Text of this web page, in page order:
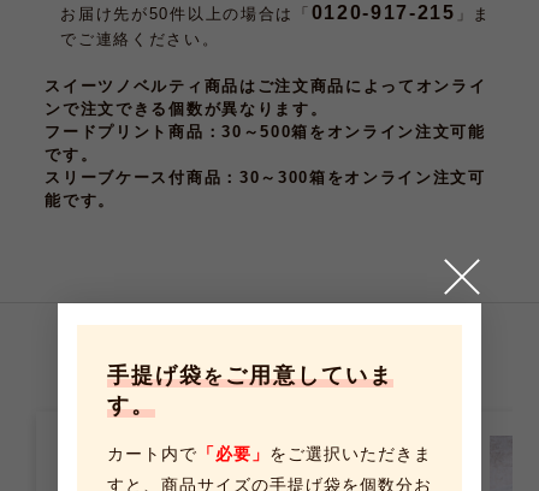
お届け先が50件以上の場合は「 0120-917-215 」ま
でご連絡ください。
スイーツノベルティ商品はご注文商品によってオンライ
ンで注文できる個数が異なります。
フードプリント商品 ：30～500箱をオンライン注文可能
です。
スリーブケース付商品 ：30～300箱をオンライン注文可
能です。
手提げ袋をご用意していま
す。
カート内で 「必要」 をご選択いただきま
すと、 商品サイズの手提げ袋を個数分お